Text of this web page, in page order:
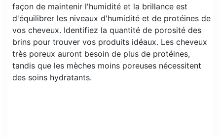
façon de maintenir l'humidité et la brillance est
d'équilibrer les niveaux d'humidité et de protéines de
vos cheveux. Identifiez la quantité de porosité des
brins pour trouver vos produits idéaux. Les cheveux
très poreux auront besoin de plus de protéines,
tandis que les mèches moins poreuses nécessitent
des soins hydratants.